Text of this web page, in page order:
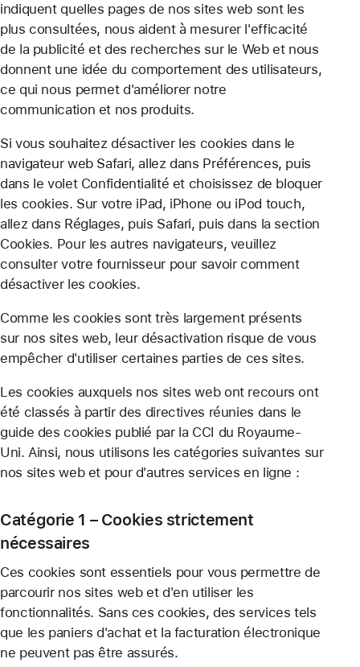
indiquent quelles pages de nos sites web sont les
plus consultées, nous aident à mesurer l'efficacité
de la publicité et des recherches sur le Web et nous
donnent une idée du comportement des utilisateurs,
ce qui nous permet d'améliorer notre
communication et nos produits.
Si vous souhaitez désactiver les cookies dans le
navigateur web Safari, allez dans Préférences, puis
dans le volet Confidentialité et choisissez de bloquer
les cookies. Sur votre iPad, iPhone ou iPod touch,
allez dans Réglages, puis Safari, puis dans la section
Cookies. Pour les autres navigateurs, veuillez
consulter votre fournisseur pour savoir comment
désactiver les cookies.
Comme les cookies sont très largement présents
sur nos sites web, leur désactivation risque de vous
empêcher d'utiliser certaines parties de ces sites.
Les cookies auxquels nos sites web ont recours ont
été classés à partir des directives réunies dans le
guide des cookies publié par la CCI du Royaume-
Uni. Ainsi, nous utilisons les catégories suivantes sur
nos sites web et pour d'autres services en ligne :
Catégorie 1 – Cookies strictement
nécessaires
Ces cookies sont essentiels pour vous permettre de
parcourir nos sites web et d'en utiliser les
fonctionnalités. Sans ces cookies, des services tels
que les paniers d'achat et la facturation électronique
ne peuvent pas être assurés.